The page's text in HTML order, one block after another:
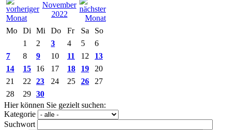
November
2022
Mo
Di Mi Do Fr Sa
So
1
2 3 4 5
6
7
8 9 10 11 12
13
14
15 16 17 18 19
20
21
22 23 24 25 26
27
28
29 30
Hier können Sie gezielt suchen:
Kategorie
Suchwort